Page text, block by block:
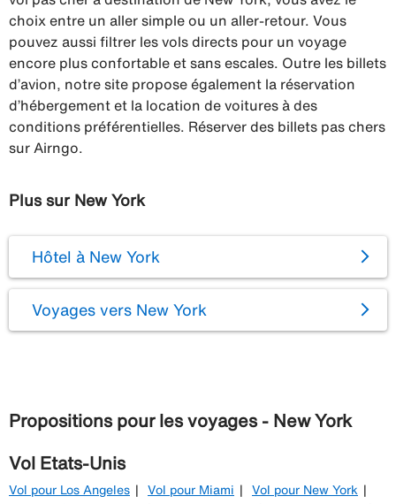
choix entre un aller simple ou un aller-retour. Vous
pouvez aussi filtrer les vols directs pour un voyage
encore plus confortable et sans escales. Outre les billets
d’avion, notre site propose également la réservation
d’hébergement et la location de voitures à des
conditions préférentielles. Réserver des billets pas chers
sur Airngo.
Plus sur New York
Hôtel à New York
Voyages vers New York
Propositions pour les voyages - New York
Vol Etats-Unis
Vol pour Los Angeles Vol pour Miami
Vol pour New York